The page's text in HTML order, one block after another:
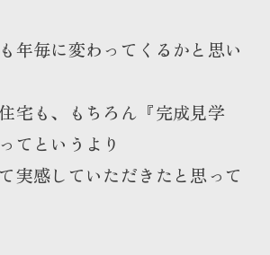
年毎に変わってくるかと思い
宅も、もちろん『完成見学
てというより
実感していただきたと思って